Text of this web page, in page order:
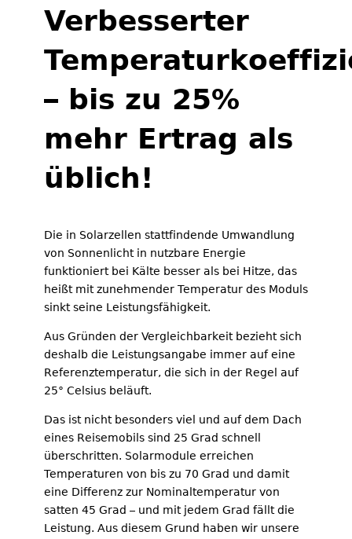
Verbesserter
– bis zu 25%
mehr Ertrag als
üblich!
Die in Solarzellen stattfindende Umwandlung
von Sonnenlicht in nutzbare Energie
funktioniert bei Kälte besser als bei Hitze, das
heißt mit zunehmender Temperatur des Moduls
sinkt seine Leistungsfähigkeit.
Aus Gründen der Vergleichbarkeit bezieht sich
deshalb die Leistungsangabe immer auf eine
Referenztemperatur, die sich in der Regel auf
25° Celsius beläuft.
Das ist nicht besonders viel und auf dem Dach
eines Reisemobils sind 25 Grad schnell
überschritten. Solarmodule erreichen
Temperaturen von bis zu 70 Grad und damit
eine Differenz zur Nominaltemperatur von
satten 45 Grad – und mit jedem Grad fällt die
Leistung. Aus diesem Grund haben wir unsere